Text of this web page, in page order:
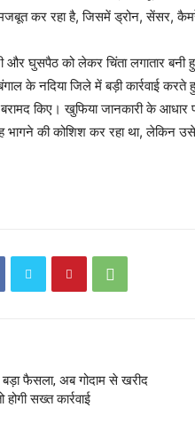
कर रहा है, जिसमें ड्रोन, सेंसर,
और घुसपैठ को लेकर चिंता लगातार
के नदिया जिले में बड़ी कार्रवाई
किए। खुफिया जानकारी के आधार
भागने की कोशिश कर रहा था, लेकिन
फैसला, अब गोदाम से खरीद
सख्त कार्रवाई